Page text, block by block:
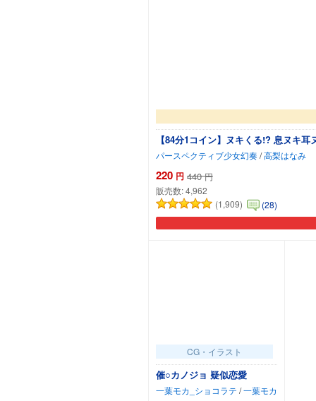
【84分1コイン】ヌキくる!? 息ヌキ
パースペクティブ少女幻奏/高梨はなみ
220 円 440 円
販売数:4,962
(1,909)
(28)
CG・イラスト
催○カノジョ 疑似恋愛
一葉モカ_ショコラテ /一葉モカ